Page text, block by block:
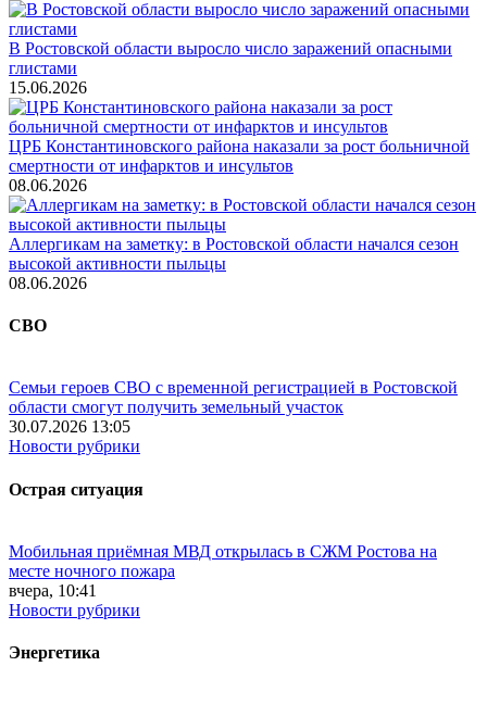
В Ростовской области выросло число заражений опасными
глистами
15.06.2026
ЦРБ Константиновского района наказали за рост больничной
смертности от инфарктов и инсультов
08.06.2026
Аллергикам на заметку: в Ростовской области начался сезон
высокой активности пыльцы
08.06.2026
СВО
Семьи героев СВО с временной регистрацией в Ростовской
области смогут получить земельный участок
30.07.2026 13:05
Новости рубрики
Острая ситуация
Мобильная приёмная МВД открылась в СЖМ Ростова на
месте ночного пожара
вчера, 10:41
Новости рубрики
Энергетика